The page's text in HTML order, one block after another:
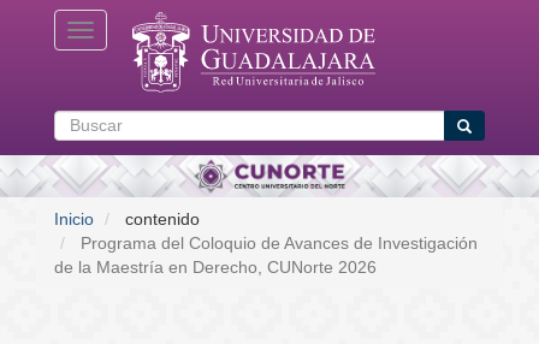
Toggle navigation
Buscar Buscar
Inicio
contenido
Programa del Coloquio de Avances de Investigación
de la Maestría en Derecho, CUNorte 2026